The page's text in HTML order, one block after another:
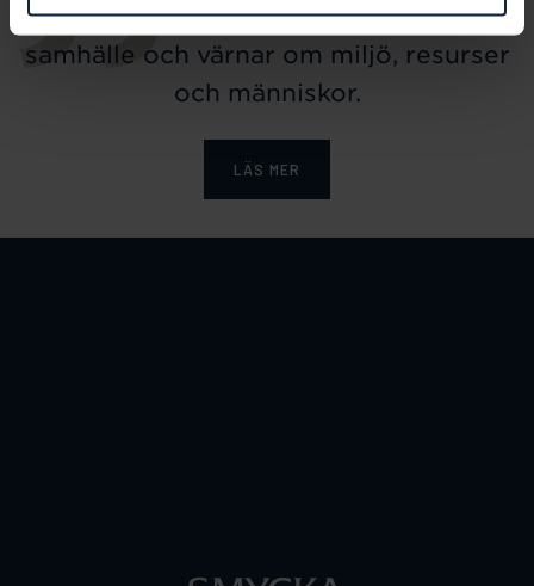
Smycka tar ansvar för ett hållbart
samhälle och värnar om miljö, resurser
och människor.
LÄS MER